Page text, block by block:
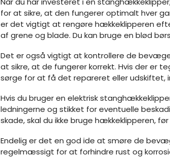
for at sikre, at den fungerer optimalt hver
er det vigtigt at rengøre hækkeklipperen
af grene og blade. Du kan bruge en blød
Det er også vigtigt at kontrollere de
at sikre, at de fungerer korrekt. Hvis der er
sørge for at få det repareret eller udskiftet,
Hvis du bruger en elektrisk
ledningerne og stikket for eventuelle
skade, skal du ikke bruge hækkeklipperen,
Endelig er det en god ide at smøre de
regelmæssigt for at forhindre rust og